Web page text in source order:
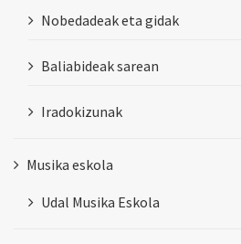
Nobedadeak eta gidak
Baliabideak sarean
Iradokizunak
Musika eskola
Udal Musika Eskola